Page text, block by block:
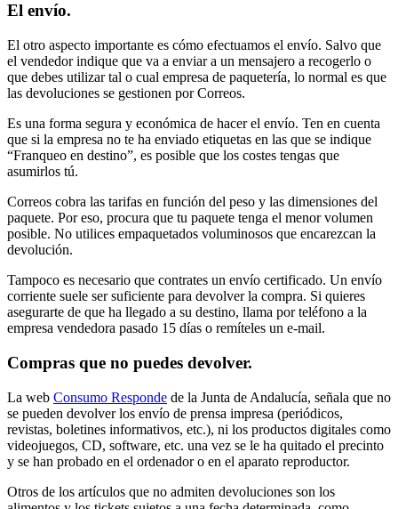
El envío.
El otro aspecto importante es cómo efectuamos el envío. Salvo que
el vendedor indique que va a enviar a un mensajero a recogerlo o
que debes utilizar tal o cual empresa de paquetería, lo normal es que
las devoluciones se gestionen por Correos.
Es una forma segura y económica de hacer el envío. Ten en cuenta
que si la empresa no te ha enviado etiquetas en las que se indique
“Franqueo en destino”, es posible que los costes tengas que
asumirlos tú.
Correos cobra las tarifas en función del peso y las dimensiones del
paquete. Por eso, procura que tu paquete tenga el menor volumen
posible. No utilices empaquetados voluminosos que encarezcan la
devolución.
Tampoco es necesario que contrates un envío certificado. Un envío
corriente suele ser suficiente para devolver la compra. Si quieres
asegurarte de que ha llegado a su destino, llama por teléfono a la
empresa vendedora pasado 15 días o remíteles un e-mail.
Compras que no puedes devolver.
La web Consumo Responde de la Junta de Andalucía, señala que no
se pueden devolver los envío de prensa impresa (periódicos,
revistas, boletines informativos, etc.), ni los productos digitales como
videojuegos, CD, software, etc. una vez se le ha quitado el precinto
y se han probado en el ordenador o en el aparato reproductor.
Otros de los artículos que no admiten devoluciones son los